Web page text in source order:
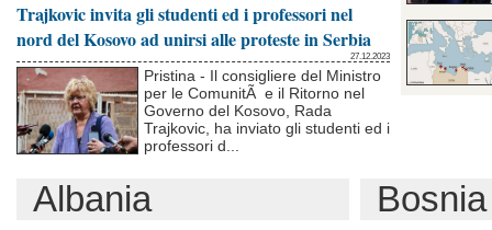
Trajkovic invita gli studenti ed i professori nel
nord del Kosovo ad unirsi alle proteste in Serbia
27.12.2023
Pristina - Il consigliere del Ministro
per le ComunitÃ e il Ritorno nel
Governo del Kosovo, Rada
Trajkovic, ha inviato gli studenti ed i
professori d...
Albania Bosnia